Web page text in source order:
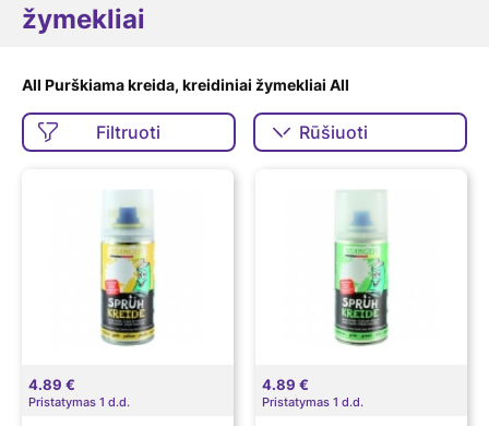
žymekliai
All Purškiama kreida, kreidiniai žymekliai All
Filtruoti
4.89 €
Pristatymas 1 d.d.
4.89 €
Pristatymas 1 d.d.